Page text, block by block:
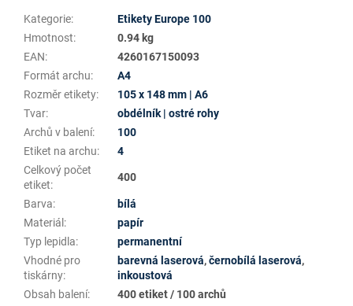
Kategorie:
Etikety Europe 100
Hmotnost:
0.94 kg
EAN:
4260167150093
Formát archu:
A4
Rozměr etikety:
105 x 148 mm | A6
Tvar:
obdélník | ostré rohy
Archů v balení:
100
Etiket na archu:
4
Celkový počet
etiket:
400
Barva:
bílá
Materiál :
papír
Typ lepidla:
permanentní
Vhodné pro
tiskárny:
barevná laserová,černobílá laserová,
inkoustová
Obsah balení: 400 etiket / 100 archů